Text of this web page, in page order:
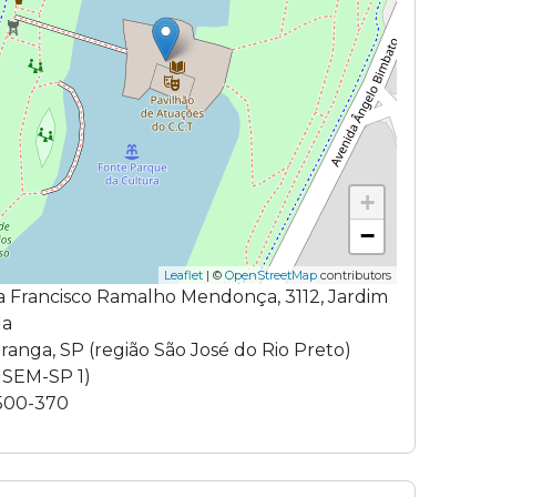
+
−
Leaflet | © OpenStreetMap contributors
Francisco Ramalho Mendonça, 3112,Jardim
, SP (região São José do Rio Preto)
SP 1)
370